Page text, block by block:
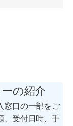
の紹介
窓口の一部をご
、受付日時、手